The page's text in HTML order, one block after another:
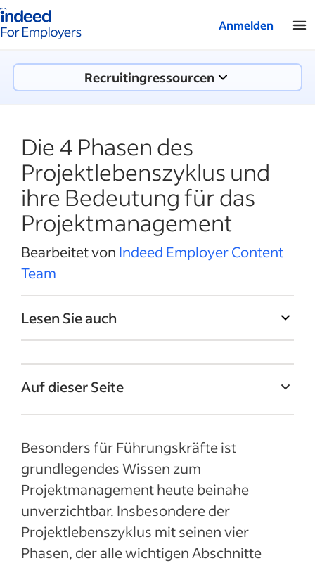
Startseite für Arbeitgeber
Anmelden
Recruitingressourcen
Die 4 Phasen des
Projektlebenszyklus und
ihre Bedeutung für das
Projektmanagement
Bearbeitet von Indeed Employer Content
Team
Lesen Sie auch
Auf dieser Seite
Das 4-Phasen-Modell
Die 4 Phasen eines Projekts im Detail
Vorteile des Projektlebenszyklus für das
Projektmanagement
Weitere Projektarten und Standards
Besonders für Führungskräfte ist
grundlegendes Wissen zum
Projektmanagement heute beinahe
unverzichtbar. Insbesondere der
Projektlebenszyklus mit seinen vier
Phasen, der alle wichtigen Abschnitte